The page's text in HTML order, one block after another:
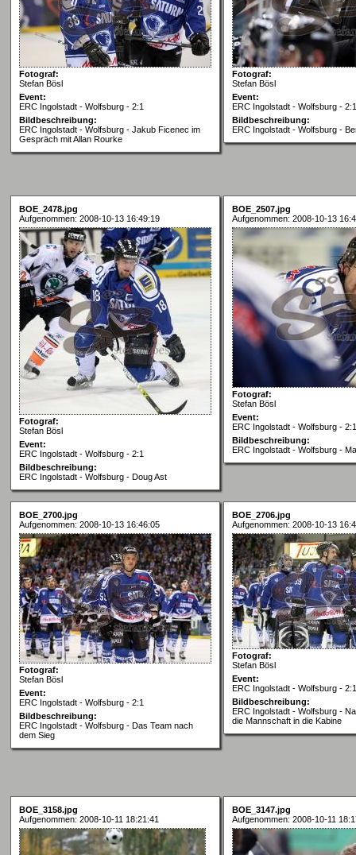
Fotograf:
Stefan Bösl
Event:
ERC Ingolstadt - Wolfsburg - 2:1
Bildbeschreibung:
ERC Ingolstadt - Wolfsburg - Jakub Ficenec im
Gespräch mit Allan Rourke
Fotograf:
Stefan Bösl
Event:
ERC Ingolstadt - Wolfsburg - 2:1
Bildbeschreibung:
ERC Ingolstadt - Wolfsburg -
BOE_2478.jpg
Aufgenommen: 2008-10-13 16:49:19
Fotograf:
Stefan Bösl
Event:
ERC Ingolstadt - Wolfsburg - 2:1
Bildbeschreibung:
ERC Ingolstadt - Wolfsburg - Doug Ast
BOE_2507.jpg
Aufgenommen: 2008-10-13
Fotograf:
Stefan Bösl
Event:
ERC Ingolstadt - Wolfsburg - 2:1
Bildbeschreibung:
ERC Ingolstadt - Wolfsburg -
BOE_2700.jpg
Aufgenommen: 2008-10-13 16:46:05
Fotograf:
Stefan Bösl
Event:
ERC Ingolstadt - Wolfsburg - 2:1
Bildbeschreibung:
ERC Ingolstadt - Wolfsburg - Das Team nach
dem Sieg
BOE_2706.jpg
Aufgenommen: 2008-10-13
Fotograf:
Stefan Bösl
Event:
ERC Ingolstadt - Wolfsburg - 2:1
Bildbeschreibung:
ERC Ingolstadt - Wolfsburg -
die Mannschaft in die Kabine
BOE_3158.jpg
Aufgenommen: 2008-10-11 18:21:41
BOE_3147.jpg
Aufgenommen: 2008-10-11